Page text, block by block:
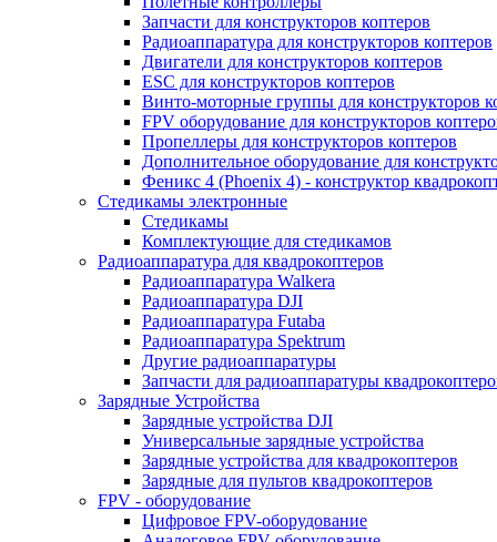
Запчасти для конструкторов коптеров
Радиоаппаратура для конструкторов коптеров
Двигатели для конструкторов коптеров
ESC для конструкторов коптеров
Винто-моторные группы для конструкторов
FPV оборудование для конструкторов
Пропеллеры для конструкторов коптеров
Дополнительное оборудование для
Феникс 4 (Phoenix 4) - конструктор
Cтедикамы электронные
Стедикамы
Комплектующие для стедикамов
Радиоаппаратура для квадрокоптеров
Радиоаппаратура Walkera
Радиоаппаратура DJI
Радиоаппаратура Futaba
Радиоаппаратура Spektrum
Другие радиоаппаратуры
Запчасти для радиоаппаратуры
Зарядные Устройства
Зарядные устройства DJI
Универсальные зарядные устройства
Зарядные устройства для квадрокоптеров
Зарядные для пультов квадрокоптеров
FPV - оборудование
Цифровое FPV-оборудование